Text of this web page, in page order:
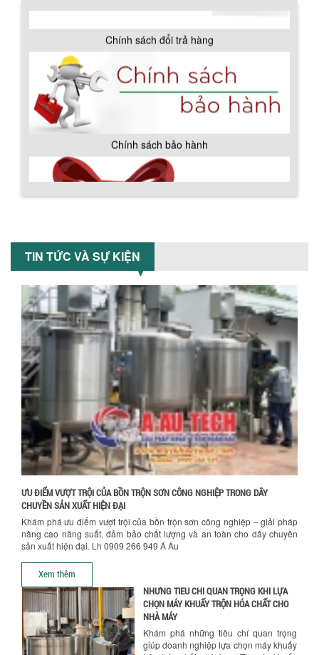
Hướng dẫn thanh toán mua hàng
TIN TỨC VÀ SỰ KIỆN
ƯU ĐIỂM VƯỢT TRỘI CỦA BỒN TRỘN SƠN CÔNG NGHIỆP TRONG DÂY
CHUYỀN SẢN XUẤT HIỆN ĐẠI
Khám phá ưu điểm vượt trội của bồn trộn sơn công nghiệp – giải pháp
nâng cao năng suất, đảm bảo chất lượng và an toàn cho dây chuyền
sản xuất hiện đại. Lh 0909 266 949 Á Âu
Xem thêm
BỒN CHỨA GIẢI NHIỆT SƠN, MỰC IN
Bồn chứa giải nhiệt sơn, mực in có cấu
tạo gồm 2 lớp inox và được dùng để
làm giảm nhiệt độ của nguyên...
MÁY TRỘN BỘT KHÔ 500KG
Máy trộn bột khô 500kg được thiết kế
thân bồn nằm ngang, với cánh trộn bột
xoay đảo thuận nghịch. Vật liệu...
trộn các loại bột khô trong các ngành...
VÌ SAO DOANH NGHIỆP NÊN CHỌN MÁY
NGHIỀN MÀU SƠN Á ÂU?
Khám phá lý do doanh nghiệp nên
chọn máy nghiền màu sơn Á Âu: hiệu
suất cao, kiểm soát nhiệt tốt, tiết kiệm
ƯU ĐÃI ĐẶC BIỆT: GIÁ MÁY KHUẤY SƠN
CÔNG NGHIỆP GIẢM SỐC
Ưu đãi đặc biệt: Giá máy khuấy sơn
công nghiệp giảm sốc lên đến 20%.
Tiết kiệm chi phí, nhận ngay máy
khuấy...
TỐI ƯU CHI PHÍ SẢN XUẤT VỚI MÁY TRỘN
Khám phá cách máy trộn sơn công
nghiệp giúp doanh nghiệp tiết kiệm
NHỮNG TIÊU CHÍ QUAN TRỌNG KHI LỰA
CHỌN MÁY KHUẤY TRỘN HÓA CHẤT CHO
NHÀ MÁY
Khám phá những tiêu chí quan trọng
giúp doanh nghiệp lựa chọn máy khuấy